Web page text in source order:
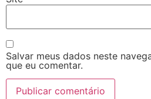
Salvar meus dados neste
que eu comentar.